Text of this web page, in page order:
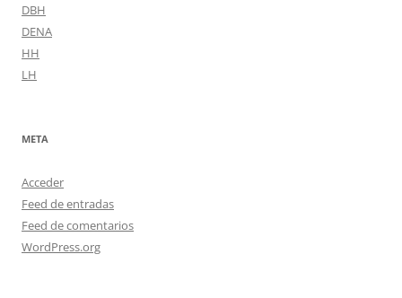
DBH
DENA
HH
LH
META
Acceder
Feed de entradas
Feed de comentarios
WordPress.org